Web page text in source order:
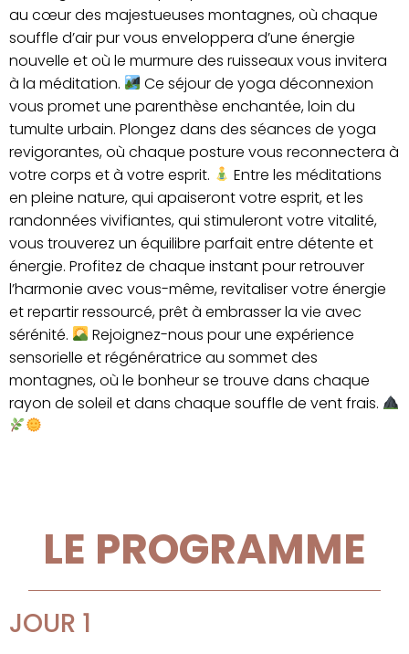
au cœur des majestueuses montagnes, où chaque
souffle d’air pur vous enveloppera d’une énergie
nouvelle et où le murmure des ruisseaux vous invitera
à la méditation.
Ce séjour de yoga déconnexion
vous promet une parenthèse enchantée, loin du
tumulte urbain. Plongez dans des séances de yoga
revigorantes, où chaque posture vous reconnectera à
votre corps et à votre esprit.
Entre les méditations
en pleine nature, qui apaiseront votre esprit, et les
randonnées vivifiantes, qui stimuleront votre vitalité,
vous trouverez un équilibre parfait entre détente et
énergie. Profitez de chaque instant pour retrouver
l’harmonie avec vous-même, revitaliser votre énergie
et repartir ressourcé, prêt à embrasser la vie avec
sérénité.
Rejoignez-nous pour une expérience
sensorielle et régénératrice au sommet des
montagnes, où le bonheur se trouve dans chaque
rayon de soleil et dans chaque souffle de vent frais.
LE PROGRAMME
JOUR 1